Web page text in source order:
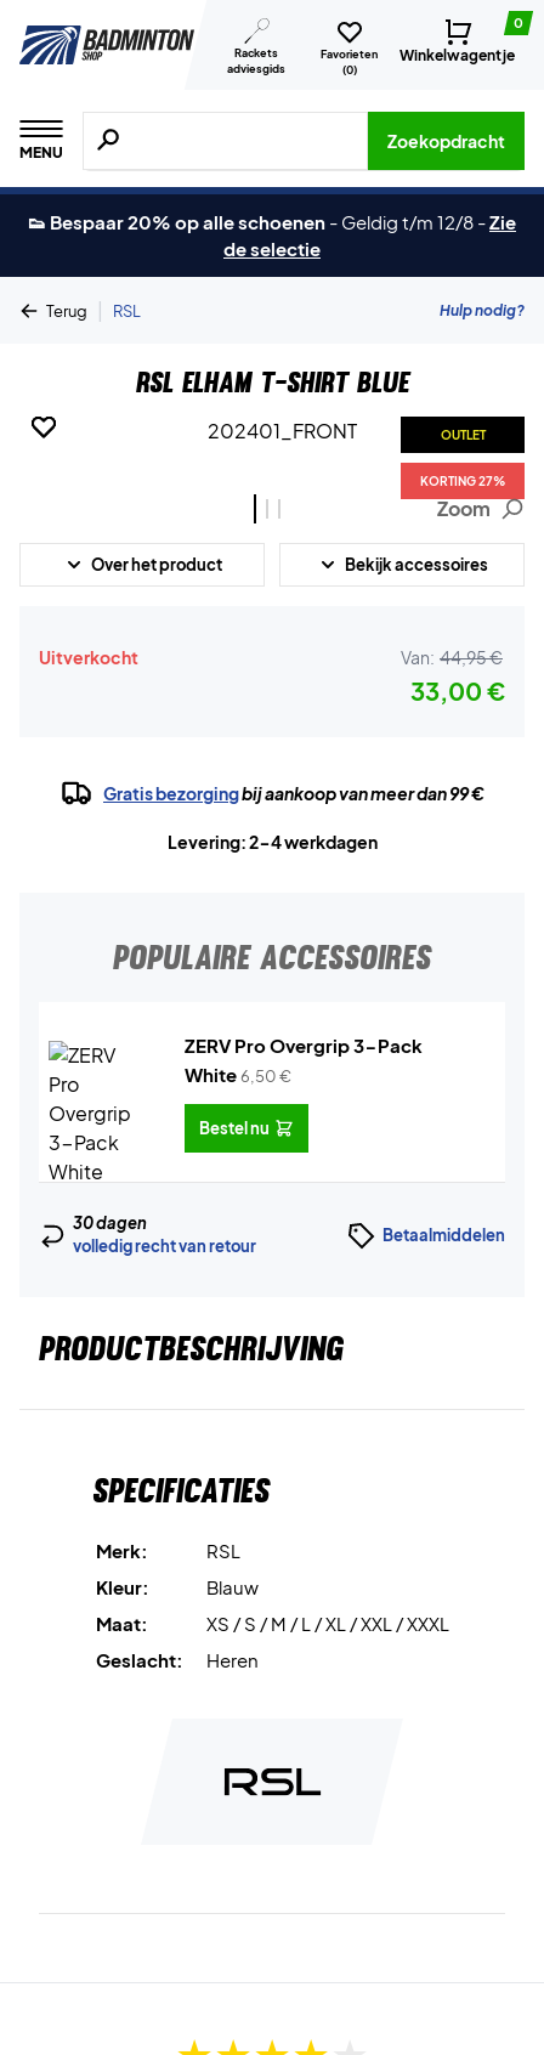
Rackets
adviesgids
Favorieten
(0)
0
Winkelwagentje
MENU
Zoeken naar producten, merken etc.
Zoekopdracht
👟 Bespaar 20% op alle schoenen - Geldig t/m 12/8 -Zie
de selectie
Terug | RSL Hulp nodig?
RSL Elham T-shirt Blue
OUTLET
KORTING 27%
OUTLET
KORTING 27%
OUTLET
KORTING 27%
Zoom
Over het product Bekijk accessoires
Uitverkocht Van: 44,95 €
33,00 €
Gratis bezorgingbij aankoop van meer dan 99 €
Levering: 2-4 werkdagen
POPULAIRE ACCESSOIRES
ZERV Pro Overgrip 3-Pack
White6,50€
Bestel nu
30 dagen
volledig recht van retour
Betaalmiddelen
PRODUCTBESCHRIJVING
Specificaties
Merk:
RSL
Kleur:
Blauw
Maat:
XS / S / M / L / XL / XXL / XXXL
Geslacht:
Heren